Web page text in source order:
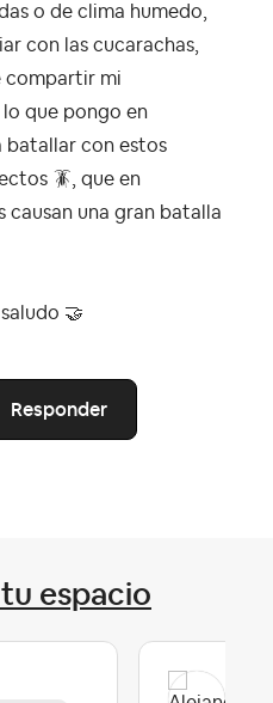
o de clima humedo,
con las cucarachas,
compartir mi
que pongo en
batallar con estos
🪳, que en
causan una gran batalla
saludo 🤝
Responder
espacio